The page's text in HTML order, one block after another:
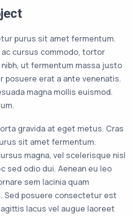
purus sit amet fermentum.
cursus commodo, tortor
ut fermentum massa justo
posuere erat a ante venenatis.
magna mollis euismod.
gravida at eget metus. Cras
sit amet fermentum.
magna, vel scelerisque nisl
sed odio dui. Aenean eu leo
sem lacinia quam
Sed posuere consectetur est
lacus vel augue laoreet